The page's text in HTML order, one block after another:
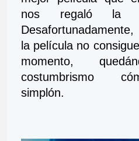
nos regaló la
la película no
momento,
costumbrismo
simplón.